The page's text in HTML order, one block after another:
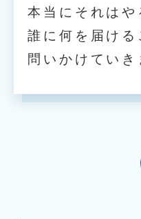
本当にそれはや
誰に何を届ける
問いかけていき